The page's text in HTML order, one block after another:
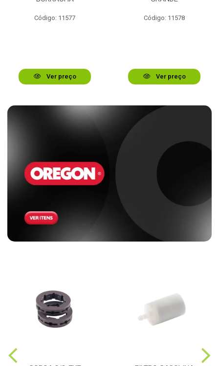
Código: 11577
Ver preço
Código: 11578
Ver preço